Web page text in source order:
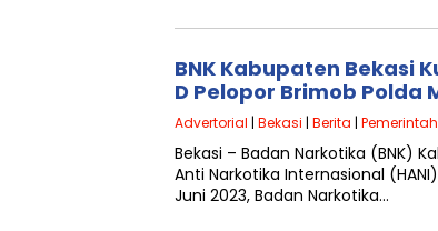
BNK Kabupaten Bekasi
D Pelopor Brimob Polda
Advertorial | Bekasi | Berita |
Bekasi – Badan Narkotika (BNK)
Anti Narkotika Internasional
Juni 2023, Badan Narkotika…